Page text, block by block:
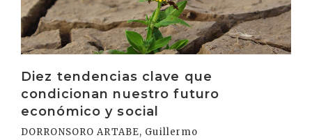
Diez tendencias clave que
condicionan nuestro futuro
económico y social
DORRONSORO ARTABE, Guillermo